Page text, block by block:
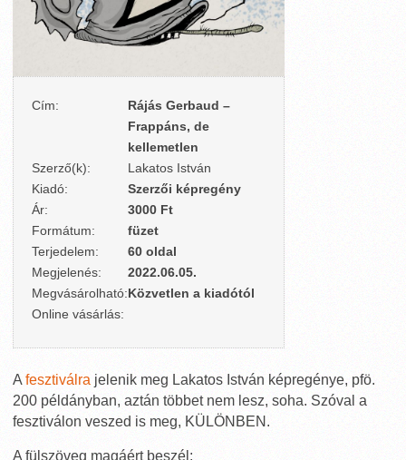
Cím:
Rájás Gerbaud –
Frappáns, de
kellemetlen
Szerző(k):
Lakatos István
Kiadó:
Szerzői képregény
Ár:
3000 Ft
Formátum:
füzet
Terjedelem:
60 oldal
Megjelenés:
2022.06.05.
Megvásárolható:Közvetlen a kiadótól
Online vásárlás:
Afesztiválra jelenik meg Lakatos István képregénye, pfö.
200 példányban, aztán többet nem lesz, soha. Szóval a
fesztiválon veszed is meg, KÜLÖNBEN.
A fülszöveg magáért beszél: